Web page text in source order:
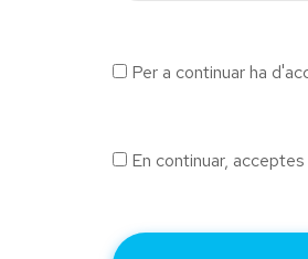
Per a continuar ha
En continuar, acceptes